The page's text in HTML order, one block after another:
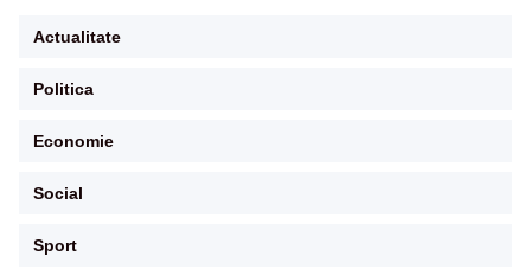
Actualitate
Politica
Economie
Social
Sport